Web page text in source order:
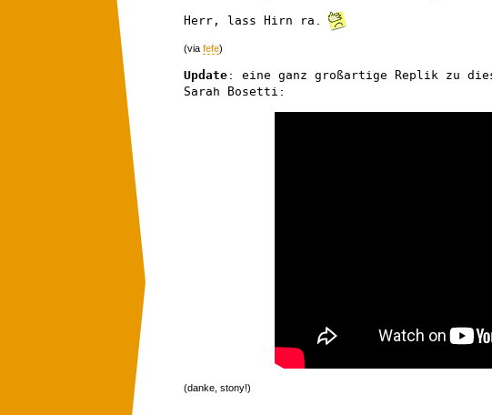
Herr, lass Hirn ra.
(via fefe)
Update : eine ganz großartige Replik zu
Sarah Bosetti:
(danke, stony!)